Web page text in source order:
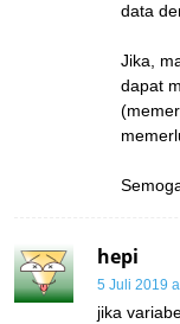
data
Jika,
dapat
hepi
5 Juli 2019
jika